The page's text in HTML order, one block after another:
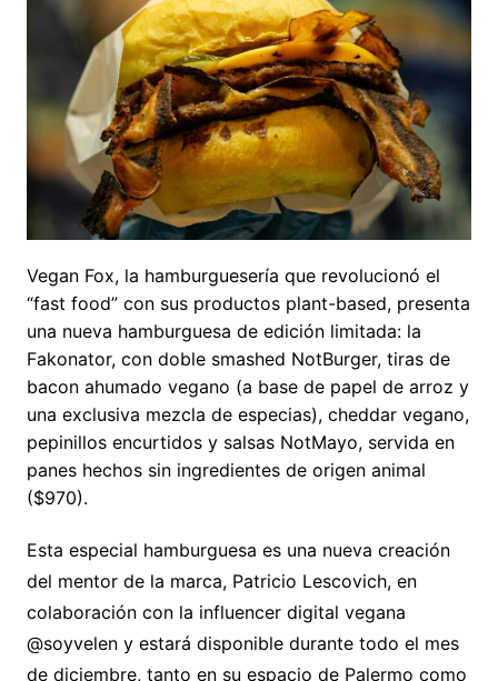
Vegan Fox, la hamburguesería que revolucionó el
“fast food” con sus productos plant-based, presenta
una nueva hamburguesa de edición limitada: la
Fakonator, con doble smashed NotBurger, tiras de
bacon ahumado vegano (a base de papel de arroz y
una exclusiva mezcla de especias), cheddar vegano,
pepinillos encurtidos y salsas NotMayo, servida en
panes hechos sin ingredientes de origen animal
($970).
Esta especial hamburguesa es una nueva creación
del mentor de la marca, Patricio Lescovich, en
colaboración con la influencer digital vegana
@soyvelen y estará disponible durante todo el mes
de diciembre, tanto en su espacio de Palermo como